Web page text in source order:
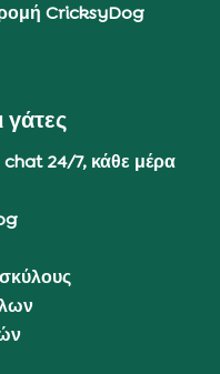
CricksyDog
γάτες
chat 24/7, κάθε μέρα